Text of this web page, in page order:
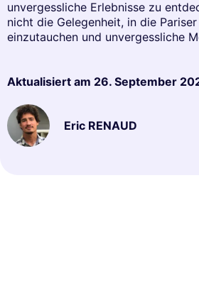
unvergessliche Erlebnisse zu
nicht die Gelegenheit, in die
einzutauchen und unvergessliche
Aktualisiert am 26. September
Eric RENAUD